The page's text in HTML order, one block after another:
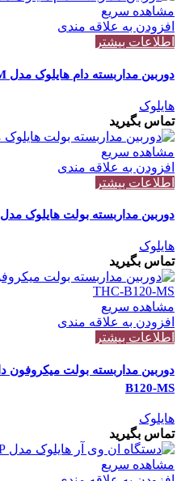
مشاهده سریع
افزودن به علاقه مندی
اطلاعات بیشتر
دوربین مداربسته دام هایلوک مدل HiLook THC-T140-M
هایلوک
تماس بگیرید
مشاهده سریع
افزودن به علاقه مندی
اطلاعات بیشتر
دوربین مداربسته بولت هایلوک مدل HiLook THC-B240-M
هایلوک
تماس بگیرید
مشاهده سریع
افزودن به علاقه مندی
اطلاعات بیشتر
B120-MS
هایلوک
تماس بگیرید
مشاهده سریع